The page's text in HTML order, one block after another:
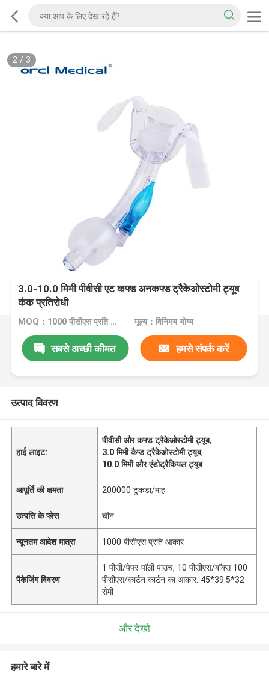
2/ 3
3.0-10.0 मिमी पीवीसी एट कफ्ड अनकफ्ड ट्रैकेओस्टोमी ट्यूब
कंक प्रतिरोधी
MOQ：1000 पीसीएस प्रति आकार मूल्य：विनिमय योग्य
सबसे अच्छी कीमत हमसे संपर्क करें
उत्पाद विवरण
हाई लाइट:
पीवीसी और कफ्ड ट्रैकेओस्टोमी ट्यूब,
3.0 मिमी कैप्ड ट्रैकेओस्टोमी ट्यूब,
10.0 मिमी और एंडोट्रैकियल ट्यूब
आपूर्ति की क्षमता 200000 टुकड़ा/माह
उत्पत्ति के प्लेस चीन
न्यूनतम आदेश मात्रा 1000 पीसीएस प्रति आकार
पैकेजिंग विवरण
1 पीसी/पेपर-पॉली पाउच, 10 पीसीएस/बॉक्स 100
पीसीएस/कार्टन कार्टन का आकार: 45*39.5*32
सेमी
और देखो
हमारे बारे में